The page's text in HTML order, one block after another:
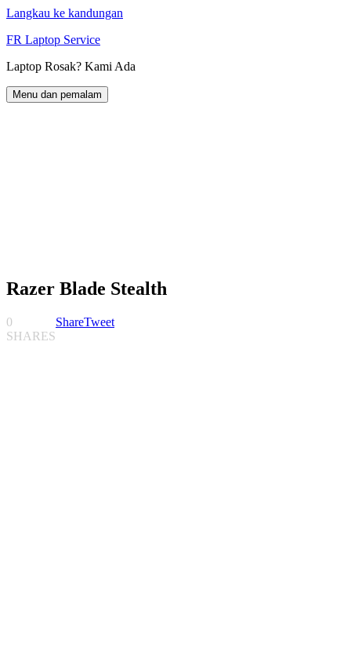
Langkau ke kandungan
FR Laptop Service
Laptop Rosak? Kami Ada
Menu dan pemalam
Razer Blade Stealth
0
SHARES
ShareTweet